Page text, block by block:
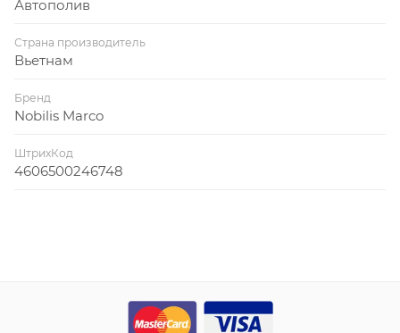
Автополив
Страна производитель
Вьетнам
Бренд
Nobilis Marco
ШтрихКод
4606500246748